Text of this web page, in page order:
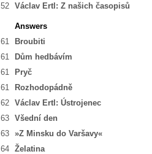
52
Václav Ertl: Z našich časopisů
Answers
61
Broubiti
61
Dům hedbávím
61
Pryč
61
Rozhodopádně
62
Václav Ertl: Ústrojenec
63
Všední den
63
»Z Minsku do Varšavy«
64
Želatina